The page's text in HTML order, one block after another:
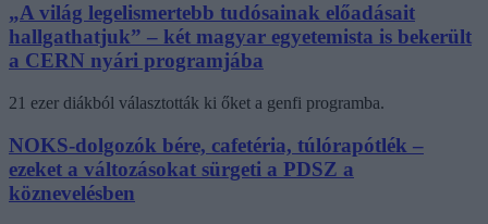
„A világ legelismertebb tudósainak előadásait
hallgathatjuk” – két magyar egyetemista is bekerült
a CERN nyári programjába
21 ezer diákból választották ki őket a genfi programba.
NOKS-dolgozók bére, cafetéria, túlórapótlék –
ezeket a változásokat sürgeti a PDSZ a
köznevelésben